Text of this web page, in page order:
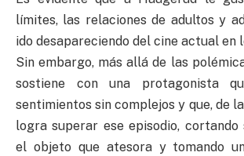
límites, las relaciones de adultos y
ido desapareciendo del cine actual en
Sin embargo, más allá de las
sostiene con una protagonista
sentimientos sin complejos y que, de
logra superar ese episodio,
el objeto que atesora y tomando